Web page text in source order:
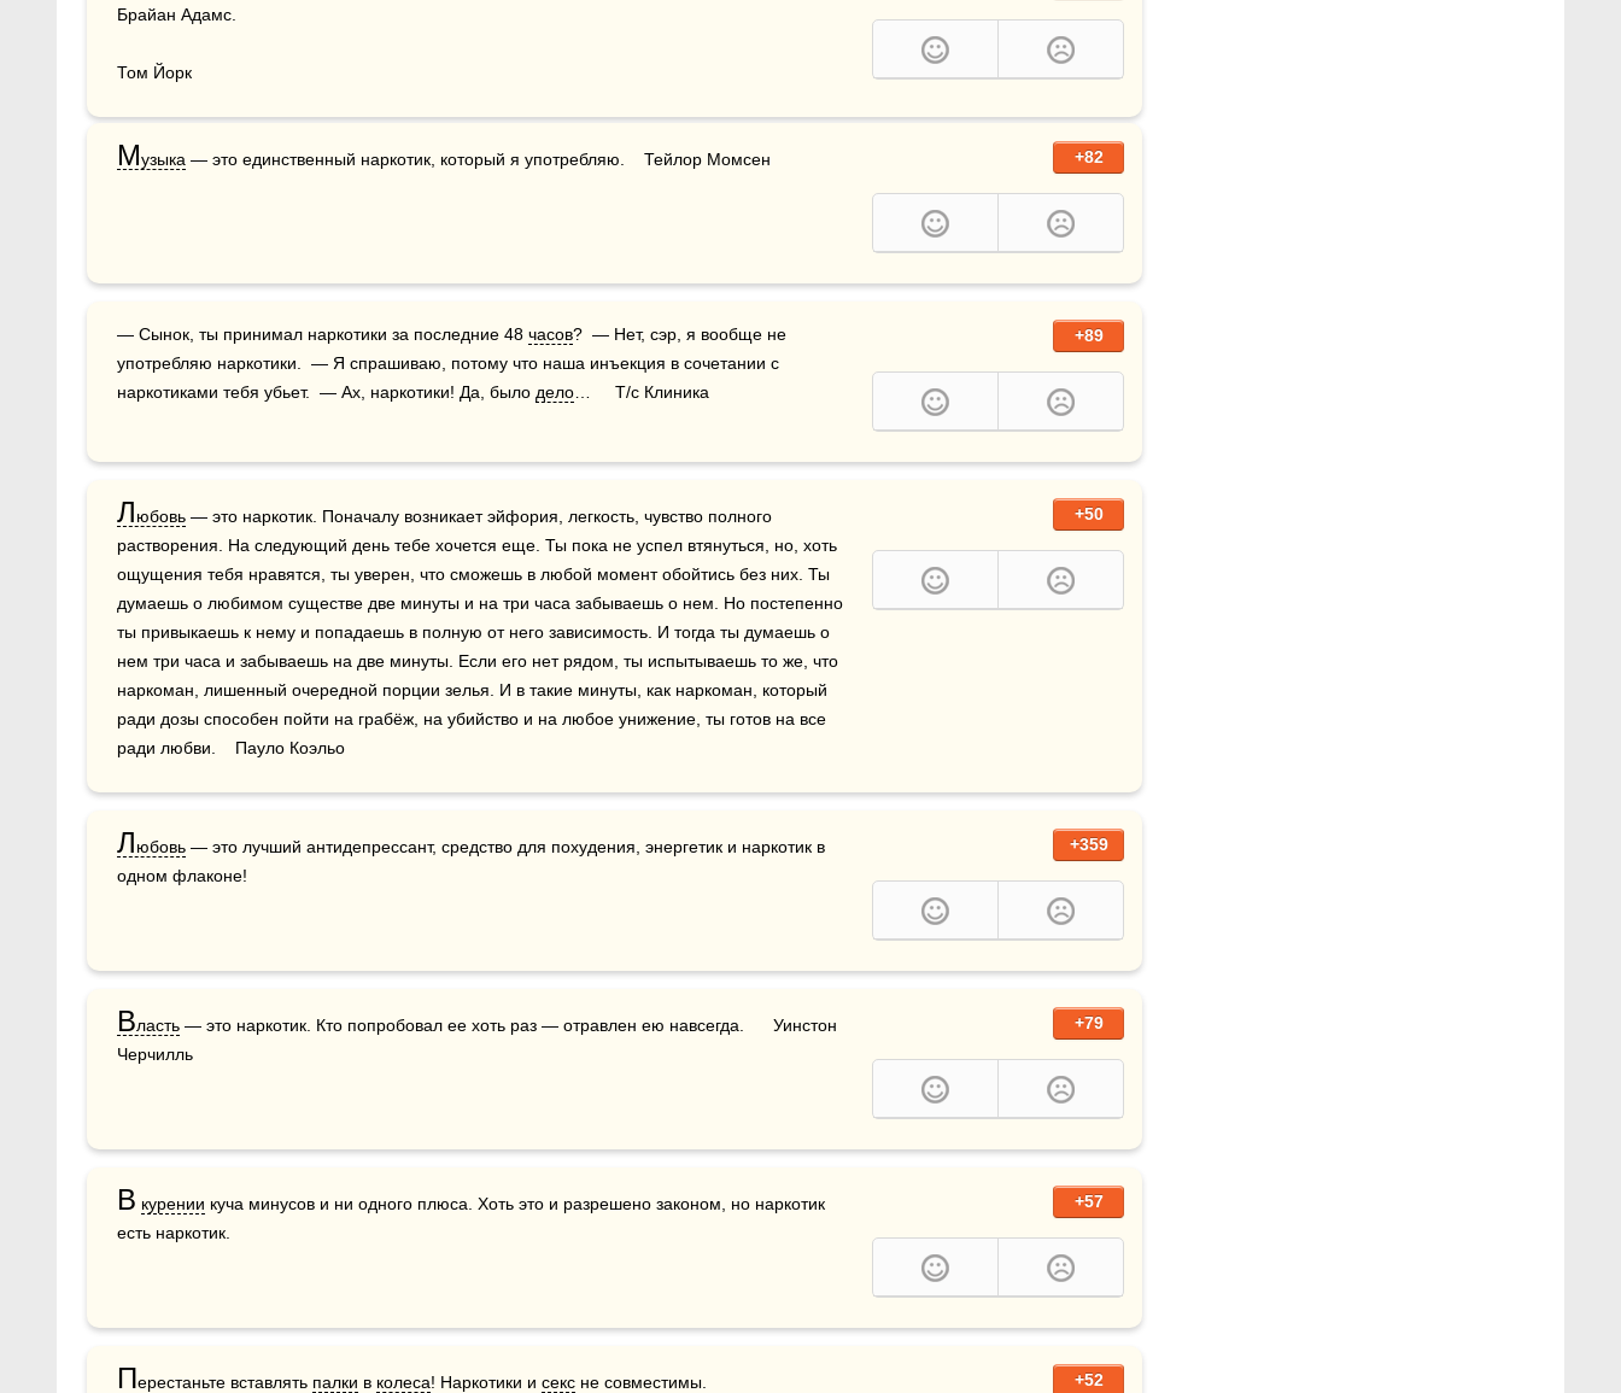
Брайан Адамс.
Том Йорк
+82
Музыка — это единственный наркотик, который я употребляю.    Тейлор Момсен
+89
— Сынок, ты принимал наркотики за последние 48 часов?  — Нет, сэр, я вообще не
употребляю наркотики.  — Я спрашиваю, потому что наша инъекция в сочетании с
наркотиками тебя убьет.  — Ах, наркотики! Да, было дело …     Т/с Клиника
+50
Любовь — это наркотик. Поначалу возникает эйфория, легкость, чувство полного
растворения. На следующий день тебе хочется еще. Ты пока не успел втянуться, но, хоть
ощущения тебя нравятся, ты уверен, что сможешь в любой момент обойтись без них. Ты
думаешь о любимом существе две минуты и на три часа забываешь о нем. Но постепенно
ты привыкаешь к нему и попадаешь в полную от него зависимость. И тогда ты думаешь о
нем три часа и забываешь на две минуты. Если его нет рядом, ты испытываешь то же, что
наркоман, лишенный очередной порции зелья. И в такие минуты, как наркоман, который
ради дозы способен пойти на грабёж, на убийство и на любое унижение, ты готов на все
ради любви.    Пауло Коэльо
+359
Любовь — это лучший антидепрессант, средство для похудения, энергетик и наркотик в
одном флаконе!
+79
Власть — это наркотик. Кто попробовал ее хоть раз — отравлен ею навсегда.      Уинстон
Черчилль
+57
В курении куча минусов и ни одного плюса. Хоть это и разрешено законом, но наркотик
есть наркотик.
+52
Перестаньте вставлять палки в колеса! Наркотики и секс не совместимы.